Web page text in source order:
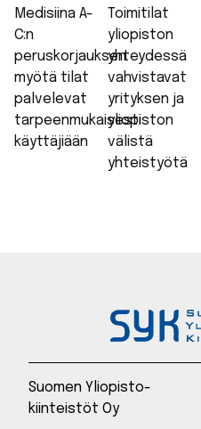
Medisiina A-
C:n
peruskorjauksen
myötä tilat
palvelevat
tarpeenmukaisesti
käyttäjiään
Toimitilat
yliopiston
yhteydessä
vahvistavat
yrityksen ja
yliopiston
välistä
yhteistyötä
Suomen Yliopisto-
kiinteistöt Oy